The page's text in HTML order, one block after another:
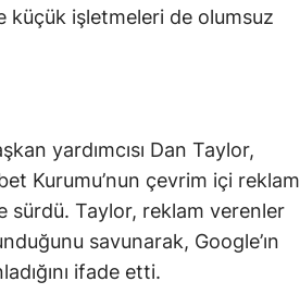
küçük işletmeleri de olumsuz
yardımcısı Dan Taylor,
Kurumu’nun çevrim içi reklam
sürdü. Taylor, reklam verenler
savunarak, Google’ın
ifade etti.